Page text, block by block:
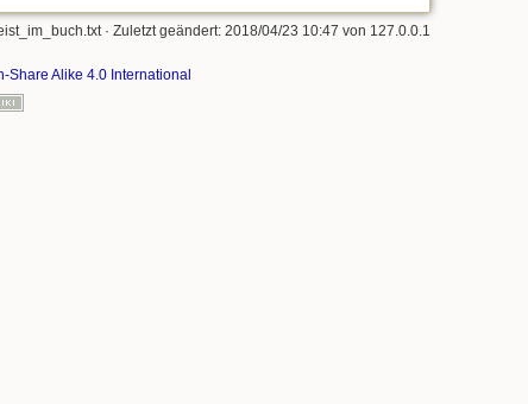
· Zuletzt geändert: 2018/04/23 10:47 von 127.0.0.1
Share Alike 4.0 International